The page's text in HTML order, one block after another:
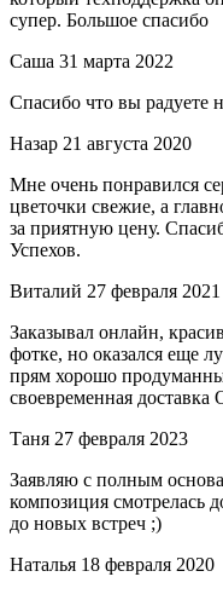
супер. Большое спасибо
Саша 31 марта 2022
Спасибо что вы радуете
Назар 21 августа 2020
Мне очень понравился
цветочки свежие, а
за приятную цену.
Успехов.
Виталий 27 февраля 2021
Заказывал онлайн,
фотке, но оказался еще
прям хорошо
своевременная доставка
Таня 27 февраля 2023
Заявляю с полным
композиция смотрелась
до новых встреч ;)
Наталья 18 февраля 2020